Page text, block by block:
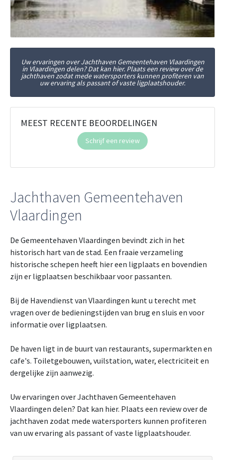
Uw ervaringen over Jachthaven Gemeentehaven Vlaardingen
in Vlaardingen delen? Dat kan hier. Plaats een review over de
jachthaven zodat mede watersporters kunnen profiteren van
uw ervaring als passant of vaste ligplaatshouder.
MEEST RECENTE BEOORDELINGEN
Schrijf een review
Jachthaven Gemeentehaven
Vlaardingen
De Gemeentehaven Vlaardingen bevindt zich in het
historisch hart van de stad. Een fraaie verzameling
historische schepen heeft hier een ligplaats en bovendien
zijn er ligplaatsen beschikbaar voor passanten.
Bij de Havendienst van Vlaardingen kunt u terecht met
vragen over de bedieningstijden van brug en sluis en voor
informatie over ligplaatsen.
De haven ligt in de buurt van restaurants, supermarkten en
cafe's. Toiletgebouwen, vuilstation, water, electriciteit en
dergelijke zijn aanwezig.
Uw ervaringen over Jachthaven Gemeentehaven
Vlaardingen delen? Dat kan hier. Plaats een review over de
jachthaven zodat mede watersporters kunnen profiteren
van uw ervaring als passant of vaste ligplaatshouder.